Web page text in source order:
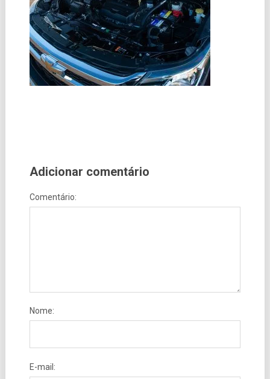
Adicionar comentário
Comentário:
Nome:
E-mail: